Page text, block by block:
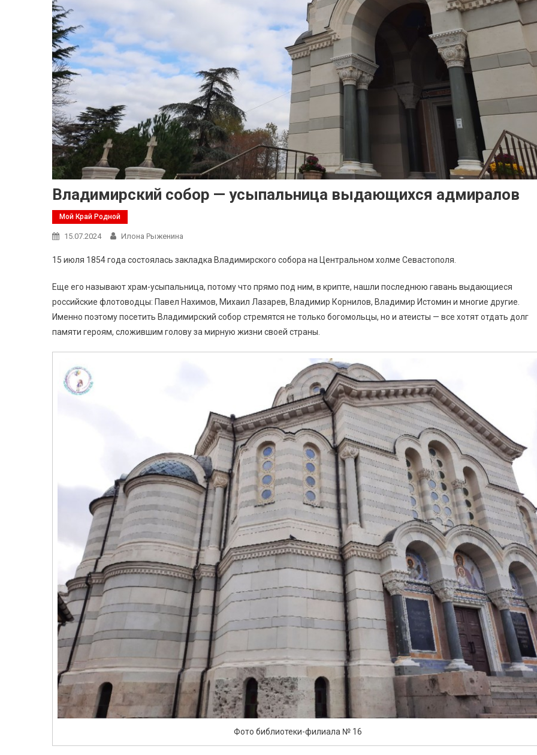
Владимирский собор — усыпальница выдающихся адмиралов
Мой Край Родной
15.07.2024 Илона Рыженина
15 июля 1854 года состоялась закладка Владимирского собора на Центральном холме Севастополя.
Еще его называют храм-усыпальница, потому что прямо под ним, в крипте, нашли последнюю гавань выдающиеся
российские флотоводцы: Павел Нахимов, Михаил Лазарев, Владимир Корнилов, Владимир Истомин и многие другие.
Именно поэтому посетить Владимирский собор стремятся не только богомольцы, но и атеисты — все хотят отдать долг
памяти героям, сложившим голову за мирную жизни своей страны.
Фото библиотеки-филиала № 16